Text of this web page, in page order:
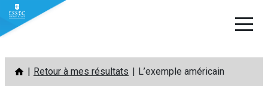
Aller
contenu
Retour à mes résultats L’exemple américain